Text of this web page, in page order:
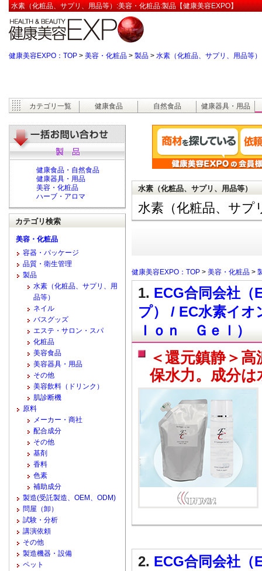
水素（化粧品、サプリ、用品等）:美容・化粧品:製品【健康美容EXPO】
健康美容EXPO：TOP > 美容・化粧品 > 製品 > 水素（化粧品、サプリ、用品等）
カテゴリ一覧 健康食品 自然食品 健康器具・用品
水素（化粧品、サプリ、用品等）
水素（化粧品、サプ
健康美容EXPO：TOP > 美容・化粧品 >
1. ECG合同会社（
プ） / EC水素イ
Ｉｏｎ Ｇｅｌ）
＜還元鎮静＞
保水力。成分
2. ECG合同会社（
健康食品・自然食品
健康器具・用品
美容・化粧品
ハーブ・アロマ
カテゴリ検索
美容・化粧品
容器・パッケージ
品質・衛生管理
製品
水素（化粧品、サプリ、用
品等）
ネイル
バスグッズ
エステ・サロン・スパ
化粧品
美容食品
美容器具・用品
その他
美容飲料（ドリンク）
肌診断機
原料
メーカー・商社
配合成分
その他
基剤
香料
色素
補助成分
製造(受託製造、OEM、ODM)
問屋（卸）
試験・分析
講演依頼
その他
製造機器・設備
ペット